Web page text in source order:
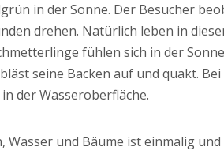
in der Sonne. Der Besucher
drehen. Natürlich leben in
fühlen sich in der
seine Backen auf und quakt.
der Wasseroberfläche.
Wasser und Bäume ist einmalig